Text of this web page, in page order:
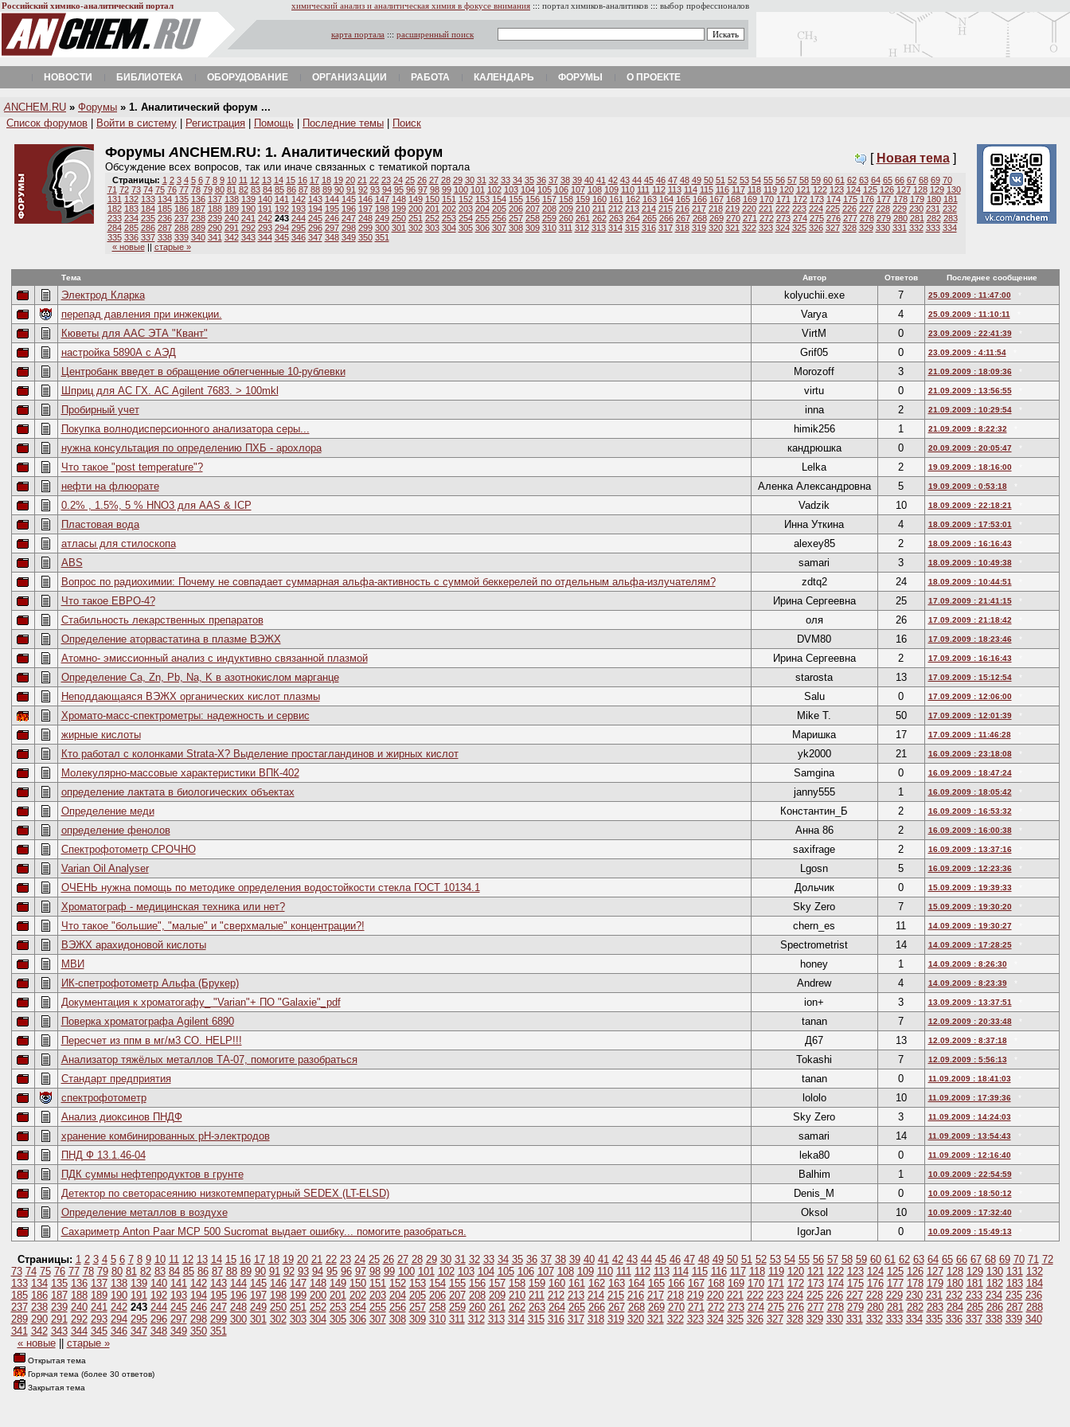
Российский химико-аналитический портал химический анализ и аналитическая химия в фокусе внимания ::: портал химиков-аналитиков ::: выбор профессионалов
карта портала ::: расширенный поиск
НОВОСТИ БИБЛИОТЕКА ОБОРУДОВАНИЕ ОРГАНИЗАЦИИ РАБОТА КАЛЕНДАРЬ ФОРУМЫ О ПРОЕКТЕ
A NCHEM.RU » Форумы » 1. Аналитический форум ...
Список форумов
Войти в систему Регистрация Помощь Последние темы Поиск
ФорумыANCHEM.RU: 1. Аналитический форум
Обсуждение всех вопросов, так или иначе связанных с тематикой портала
[ Новая тема]
Страницы: 1 2 3 4 5 6 7 8 9 10 11 12 13 14 15 16 17 18 19 20 21 22 23 24 25 26 27 28 29 30 31 32 33 34 35 36 37 38 39 40 41 42 43 44 45 46 47 48 49 50 51 52 53 54 55 56 57 58 59 60 61 62 63 64 65 66 67 68 69 70
71 72 73 74 75 76 77 78 79 80 81 82 83 84 85 86 87 88 89 90 91 92 93 94 95 96 97 98 99 100 101 102 103 104 105 106 107 108 109 110 111 112 113 114 115 116 117 118 119 120 121 122 123 124 125 126 127 128 129 130
131 132 133 134 135 136 137 138 139 140 141 142 143 144 145 146 147 148 149 150 151 152 153 154 155 156 157 158 159 160 161 162 163 164 165 166 167 168 169 170 171 172 173 174 175 176 177 178 179 180 181
182 183 184 185 186 187 188 189 190 191 192 193 194 195 196 197 198 199 200 201 202 203 204 205 206 207 208 209 210 211 212 213 214 215 216 217 218 219 220 221 222 223 224 225 226 227 228 229 230 231 232
233 234 235 236 237 238 239 240 241 242 243 244 245 246 247 248 249 250 251 252 253 254 255 256 257 258 259 260 261 262 263 264 265 266 267 268 269 270 271 272 273 274 275 276 277 278 279 280 281 282 283
284 285 286 287 288 289 290 291 292 293 294 295 296 297 298 299 300 301 302 303 304 305 306 307 308 309 310 311 312 313 314 315 316 317 318 319 320 321 322 323 324 325 326 327 328 329 330 331 332 333 334
335 336 337 338 339 340 341 342 343 344 345 346 347 348 349 350 351
« новые|| старые »
Тема Автор Ответов Последнее сообщение
Электрод Кларка kolyuchii.exe 7 25.09.2009 : 11:47:00
перепад давления при инжекции. Varya 4 25.09.2009 : 11:10:11
Кюветы для ААС ЭТА "Квант" VirtM 0 23.09.2009 : 22:41:39
настройка 5890А с АЭД Grif05 0 23.09.2009 : 4:11:54
Центробанк введет в обращение облегченные 10-рублевки Morozoff 3 21.09.2009 : 18:09:36
Шприц для АС ГХ. АС Agilent 7683. > 100mkl virtu 0 21.09.2009 : 13:56:55
Пробирный учет inna 2 21.09.2009 : 10:29:54
Покупка волнодисперсионного анализатора серы... himik256 1 21.09.2009 : 8:22:32
нужна консультация по определению ПХБ - арохлора кандрюшка 0 20.09.2009 : 20:05:47
Что такое "post temperature"? Lelka 2 19.09.2009 : 18:16:00
нефти на флюорате Аленка Александровна 5 19.09.2009 : 0:53:18
0.2% , 1.5%, 5 % HNO3 для AAS & ICP Vadzik 10 18.09.2009 : 22:18:21
Пластовая вода Инна Уткина 4 18.09.2009 : 17:53:01
атласы для стилоскопа alexey85 2 18.09.2009 : 16:16:43
ABS samari 3 18.09.2009 : 10:49:38
Вопрос по радиохимии: Почему не совпадает суммарная альфа-активность с суммой беккерелей по отдельным альфа-излучателям? zdtq2 24 18.09.2009 : 10:44:51
Что такое ЕВРО-4? Ирина Сергеевна 25 17.09.2009 : 21:41:15
Стабильность лекарственных препаратов оля 26 17.09.2009 : 21:18:42
Определение аторвастатина в плазме ВЭЖХ DVM80 16 17.09.2009 : 18:23:46
Атомно- эмиссионный анализ с индуктивно связанной плазмой Ирина Сергеевна 2 17.09.2009 : 16:16:43
Определение Ca, Zn, Pb, Na, K в азотнокислом марганце starosta 13 17.09.2009 : 15:12:54
Неподдающаяся ВЭЖХ органических кислот плазмы Salu 0 17.09.2009 : 12:06:00
Хромато-масс-спектрометры: надежность и сервис Mike T. 50 17.09.2009 : 12:01:39
жирные кислоты Маришка 17 17.09.2009 : 11:46:28
Кто работал с колонками Strata-X? Выделение простагландинов и жирных кислот yk2000 21 16.09.2009 : 23:18:08
Молекулярно-массовые характеристики ВПК-402 Samgina 0 16.09.2009 : 18:47:24
определение лактата в биологических объектах janny555 1 16.09.2009 : 18:05:42
Определение меди Константин_Б 2 16.09.2009 : 16:53:32
определение фенолов Анна 86 2 16.09.2009 : 16:00:38
Спектрофотометр СРОЧНО saxifrage 2 16.09.2009 : 13:37:16
Varian Oil Analyser Lgosn 5 16.09.2009 : 12:23:36
ОЧЕНЬ нужна помощь по методике определения водостойкости стекла ГОСТ 10134.1 Дольчик 0 15.09.2009 : 19:39:33
Хроматограф - медицинская техника или нет? Sky Zero 7 15.09.2009 : 19:30:20
Что такое "большие", "малые" и "сверхмалые" концентрации?! chern_es 11 14.09.2009 : 19:30:27
ВЭЖХ арахидоновой кислоты Spectrometrist 14 14.09.2009 : 17:28:25
МВИ honey 1 14.09.2009 : 8:26:30
ИК-спетрофотометр Альфа (Брукер) Andrew 4 14.09.2009 : 8:23:39
Документация к хроматогафу_ "Varian"+ ПО "Galaxie"_pdf ion+ 3 13.09.2009 : 13:37:51
Поверка хроматографа Agilent 6890 tanan 7 12.09.2009 : 20:33:48
Пересчет из ппм в мг/м3 СО. HELP!!! Д67 13 12.09.2009 : 8:37:18
Анализатор тяжёлых металлов ТА-07, помогите разобраться Tokashi 7 12.09.2009 : 5:56:13
Стандарт предприятия tanan 0 11.09.2009 : 18:41:03
спектрофотометр lololo 10 11.09.2009 : 17:39:36
Анализ диоксинов ПНДФ Sky Zero 3 11.09.2009 : 14:24:03
хранение комбинированных рН-электродов samari 14 11.09.2009 : 13:54:43
ПНД Ф 13.1.46-04 leka80 0 11.09.2009 : 12:16:40
ПДК суммы нефтепродуктов в грунте Balhim 1 10.09.2009 : 22:54:59
Детектор по светорасеянию низкотемпературный SEDEX (LT-ELSD) Denis_M 0 10.09.2009 : 18:50:12
Определение металлов в воздухе Oksol 10 10.09.2009 : 17:32:40
Сахариметр Anton Paar MCP 500 Sucromat выдает ошибку... помогите разобраться. IgorJan 0 10.09.2009 : 15:49:13
Страницы: 1 2 3 4 5 6 7 8 9 10 11 12 13 14 15 16 17 18 19 20 21 22 23 24 25 26 27 28 29 30 31 32 33 34 35 36 37 38 39 40 41 42 43 44 45 46 47 48 49 50 51 52 53 54 55 56 57 58 59 60 61 62 63 64 65 66 67 68 69 70 71 72
73 74 75 76 77 78 79 80 81 82 83 84 85 86 87 88 89 90 91 92 93 94 95 96 97 98 99 100 101 102 103 104 105 106 107 108 109 110 111 112 113 114 115 116 117 118 119 120 121 122 123 124 125 126 127 128 129 130 131 132
133 134 135 136 137 138 139 140 141 142 143 144 145 146 147 148 149 150 151 152 153 154 155 156 157 158 159 160 161 162 163 164 165 166 167 168 169 170 171 172 173 174 175 176 177 178 179 180 181 182 183 184
185 186 187 188 189 190 191 192 193 194 195 196 197 198 199 200 201 202 203 204 205 206 207 208 209 210 211 212 213 214 215 216 217 218 219 220 221 222 223 224 225 226 227 228 229 230 231 232 233 234 235 236
237 238 239 240 241 242 243 244 245 246 247 248 249 250 251 252 253 254 255 256 257 258 259 260 261 262 263 264 265 266 267 268 269 270 271 272 273 274 275 276 277 278 279 280 281 282 283 284 285 286 287 288
289 290 291 292 293 294 295 296 297 298 299 300 301 302 303 304 305 306 307 308 309 310 311 312 313 314 315 316 317 318 319 320 321 322 323 324 325 326 327 328 329 330 331 332 333 334 335 336 337 338 339 340
341 342 343 344 345 346 347 348 349 350 351
« новые|| старые »
Открытая тема
Горячая тема (более 30 ответов)
Закрытая тема